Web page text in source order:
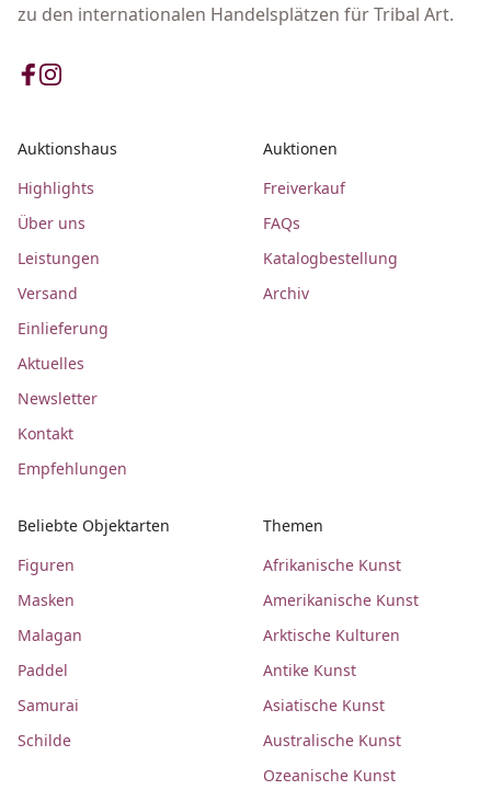
zu den internationalen Handelsplätzen für Tribal Art.
Auktionshaus
Highlights
Über uns
Leistungen
Versand
Einlieferung
Aktuelles
Newsletter
Kontakt
Empfehlungen
Auktionen
Freiverkauf
FAQs
Katalogbestellung
Archiv
Beliebte Objektarten
Figuren
Masken
Malagan
Paddel
Samurai
Schilde
Themen
Afrikanische Kunst
Amerikanische Kunst
Arktische Kulturen
Antike Kunst
Asiatische Kunst
Australische Kunst
Ozeanische Kunst